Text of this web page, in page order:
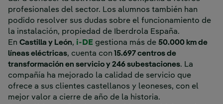
profesionales del sector. Los alumnos también han
podido resolver sus dudas sobre el funcionamiento de
la instalación, propiedad de Iberdrola España.
En Castilla y León, i-DEEnlace externo, se abre en
gestiona más de 50.000 km de
líneas eléctricas, cuenta con 15.697 centros de
transformación en servicio y 246 subestaciones. La
compañía ha mejorado la calidad de servicio que
ofrece a sus clientes castellanos y leoneses, con el
mejor valor a cierre de año de la historia.